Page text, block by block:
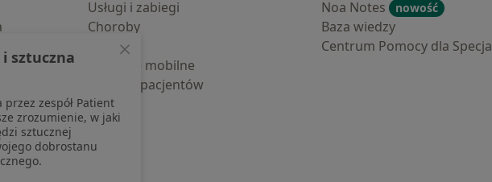
Usługi i zabiegi
Choroby
Pomoc
Aplikacje mobilne
Blog dla pacjentów
Noa Notes
nowość
Baza wiedzy
Centrum Pomocy dla
sztuczna
zespół Patient
zrozumienie, w jaki
sztucznej
dobrostanu